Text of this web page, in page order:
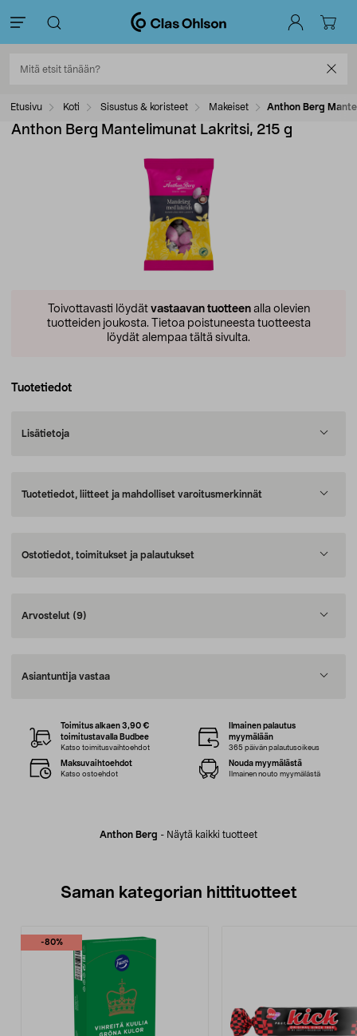
Etusivu Koti Sisustus & koristeet Makeiset Anthon Berg
Anthon Berg Mantelimunat Lakritsi, 215 g
Toivottavasti löydät vastaavan tuotteenalla olevien
tuotteiden joukosta. Tietoa poistuneesta tuotteesta
löydät alempaa tältä sivulta.
Tuotetiedot
Lisätietoja
Tuotetiedot, liitteet ja mahdolliset varoitusmerkinnät
Ostotiedot, toimitukset ja palautukset
Arvostelut (9)
Asiantuntija vastaa
Anthon Berg - Näytä kaikki tuotteet
Toimitus alkaen 3,90 €
toimitustavalla Budbee
Katso toimitusvaihtoehdot
Ilmainen palautus
myymälään
365 päivän palautusoikeus
Maksuvaihtoehdot
Katso ostoehdot
Nouda myymälästä
Ilmainen nouto myymälästä
Saman kategorian hittituotteet
-80%